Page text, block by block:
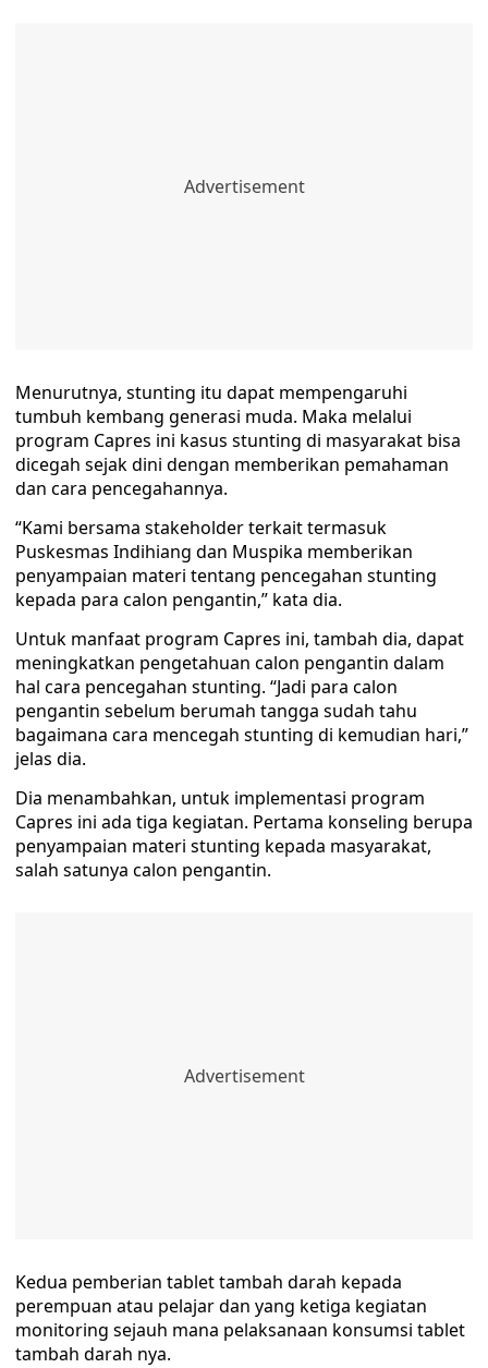
Menurutnya, stunting itu dapat mempengaruhi
tumbuh kembang generasi muda. Maka melalui
program Capres ini kasus stunting di masyarakat bisa
dicegah sejak dini dengan memberikan pemahaman
dan cara pencegahannya.
“Kami bersama stakeholder terkait termasuk
Puskesmas Indihiang dan Muspika memberikan
penyampaian materi tentang pencegahan stunting
kepada para calon pengantin,” kata dia.
Untuk manfaat program Capres ini, tambah dia, dapat
meningkatkan pengetahuan calon pengantin dalam
hal cara pencegahan stunting. “Jadi para calon
pengantin sebelum berumah tangga sudah tahu
bagaimana cara mencegah stunting di kemudian hari,”
jelas dia.
Dia menambahkan, untuk implementasi program
Capres ini ada tiga kegiatan. Pertama konseling berupa
penyampaian materi stunting kepada masyarakat,
salah satunya calon pengantin.
Kedua pemberian tablet tambah darah kepada
perempuan atau pelajar dan yang ketiga kegiatan
monitoring sejauh mana pelaksanaan konsumsi tablet
tambah darah nya.